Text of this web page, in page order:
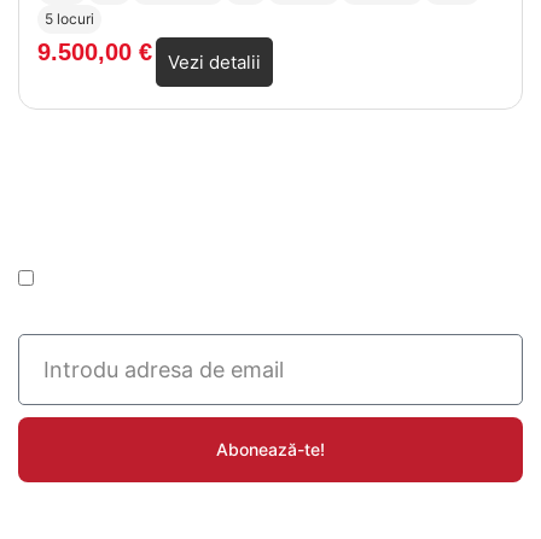
5 locuri
9.500,00 € Vezi detalii
Abonează-te!